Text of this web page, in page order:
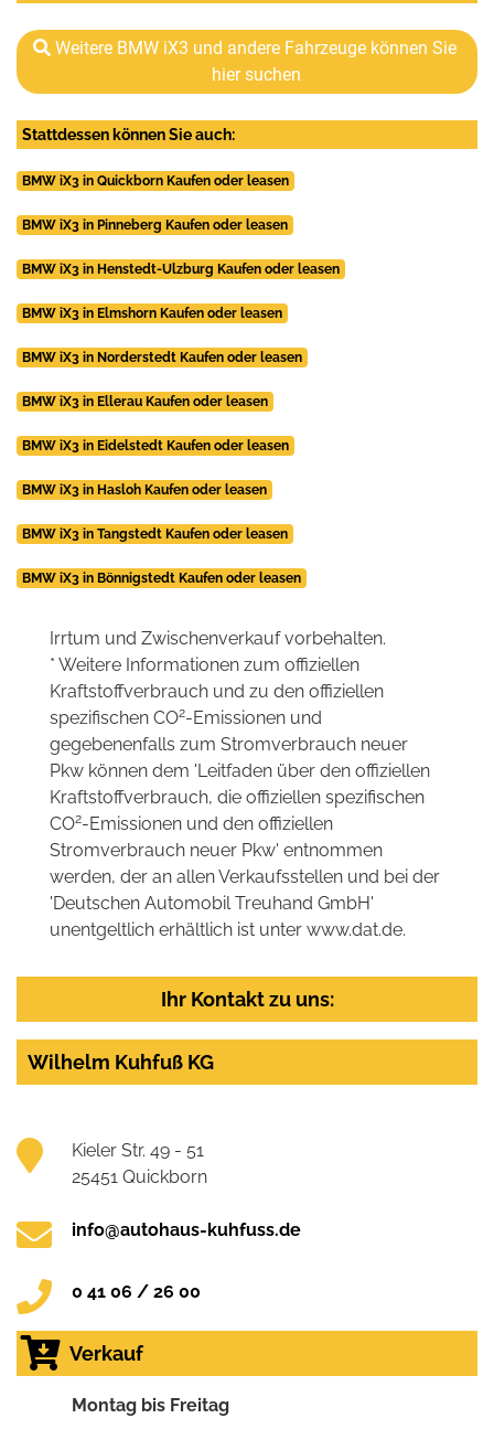
Weitere BMW iX3 und andere Fahrzeuge können Sie
hier suchen
Stattdessen können Sie auch:
BMW iX3 in Quickborn Kaufen oder leasen
BMW iX3 in Pinneberg Kaufen oder leasen
BMW iX3 in Henstedt-Ulzburg Kaufen oder leasen
BMW iX3 in Elmshorn Kaufen oder leasen
BMW iX3 in Norderstedt Kaufen oder leasen
BMW iX3 in Ellerau Kaufen oder leasen
BMW iX3 in Eidelstedt Kaufen oder leasen
BMW iX3 in Hasloh Kaufen oder leasen
BMW iX3 in Tangstedt Kaufen oder leasen
BMW iX3 in Bönnigstedt Kaufen oder leasen
Irrtum und Zwischenverkauf vorbehalten.
* Weitere Informationen zum offiziellen
Kraftstoffverbrauch und zu den offiziellen
spezifischen CO2-Emissionen und
gegebenenfalls zum Stromverbrauch neuer
Pkw können dem 'Leitfaden über den offiziellen
Kraftstoffverbrauch, die offiziellen spezifischen
CO2-Emissionen und den offiziellen
Stromverbrauch neuer Pkw' entnommen
werden, der an allen Verkaufsstellen und bei der
'Deutschen Automobil Treuhand GmbH'
unentgeltlich erhältlich ist unter www.dat.de.
Ihr Kontakt zu uns:
Wilhelm Kuhfuß KG
Kieler Str. 49 - 51
25451 Quickborn
info@autohaus-kuhfuss.de
0 41 06 / 26 00
Verkauf
Montag bis Freitag